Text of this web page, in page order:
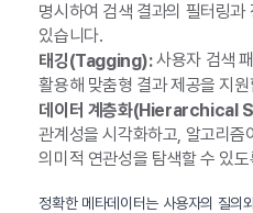
명시하여 검색 결과의 필터링
있습니다.
태깅(Tagging):사용자 검색
활용해 맞춤형 결과 제공을 지원
데이터 계층화
관계성을 시각화하고, 알고리즘
의미적 연관성을 탐색할 수 있
정확한 메타데이터는 사용자의 질의